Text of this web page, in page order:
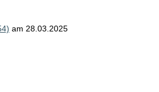
am 28.03.2025